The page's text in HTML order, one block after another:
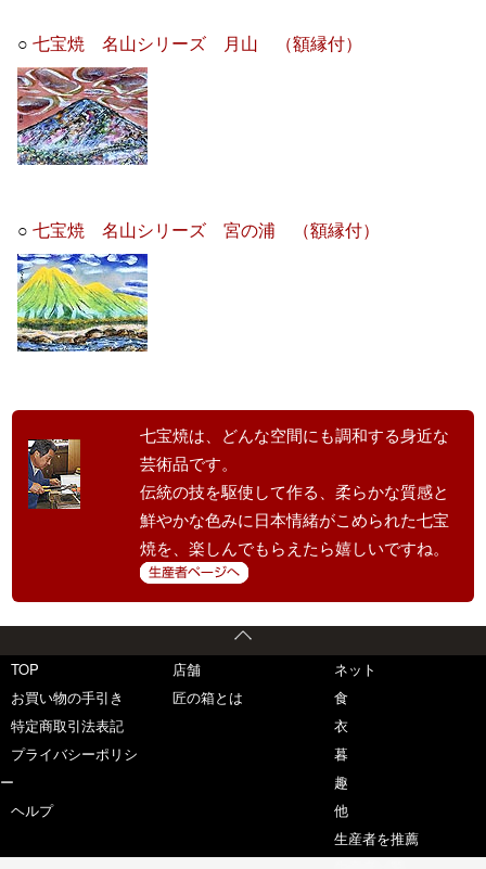
○七宝焼 名山シリーズ 月山 （額縁付）
○七宝焼 名山シリーズ 宮の浦 （額縁付）
七宝焼は、どんな空間にも調和する身近な
芸術品です。
伝統の技を駆使して作る、柔らかな質感と
鮮やかな色みに日本情緒がこめられた七宝
焼を、楽しんでもらえたら嬉しいですね。
TOP
お買い物の手引き
特定商取引法表記
プライバシーポリシ
ー
ヘルプ
店舗
匠の箱とは
ネット
食
衣
暮
趣
他
生産者を推薦